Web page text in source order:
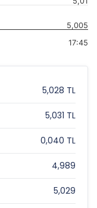
17:45
5,005
5,028 TL
5,031 TL
0,040 TL
4,989
5,029